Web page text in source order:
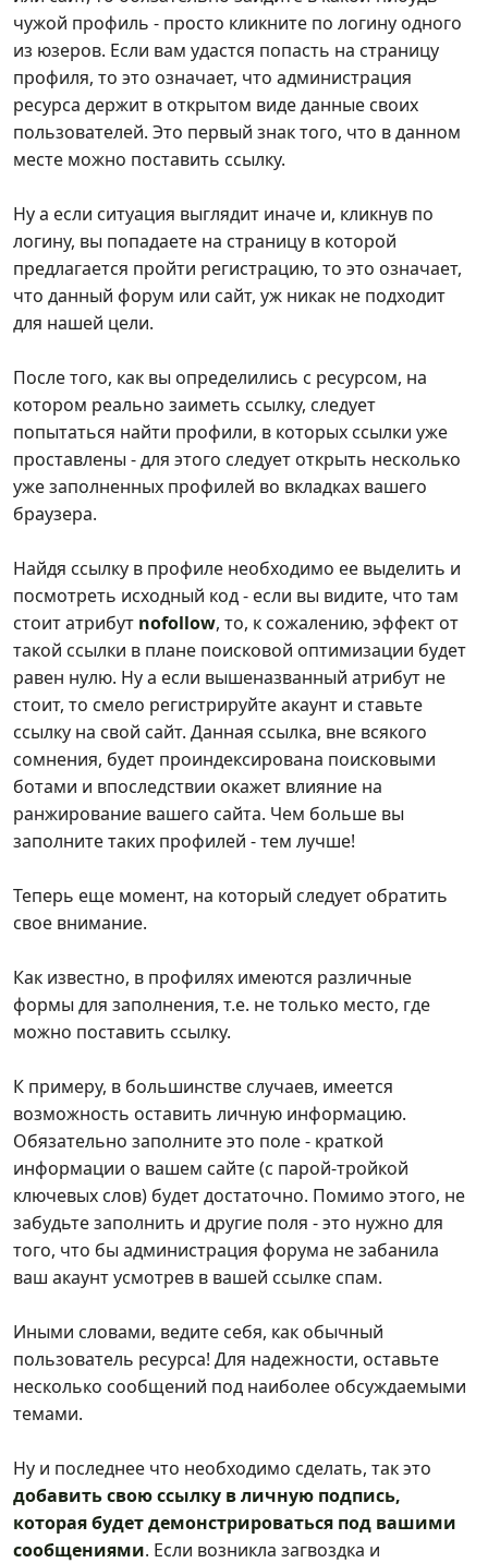
чужой профиль - просто кликните по логину одного
из юзеров. Если вам удастся попасть на страницу
профиля, то это означает, что администрация
ресурса держит в открытом виде данные своих
пользователей. Это первый знак того, что в данном
месте можно поставить ссылку.
Ну а если ситуация выглядит иначе и, кликнув по
логину, вы попадаете на страницу в которой
предлагается пройти регистрацию, то это означает,
что данный форум или сайт, уж никак не подходит
для нашей цели.
После того, как вы определились с ресурсом, на
котором реально заиметь ссылку, следует
попытаться найти профили, в которых ссылки уже
проставлены - для этого следует открыть несколько
уже заполненных профилей во вкладках вашего
браузера.
Найдя ссылку в профиле необходимо ее выделить и
посмотреть исходный код - если вы видите, что там
стоит атрибут nofollow, то, к сожалению, эффект от
такой ссылки в плане поисковой оптимизации будет
равен нулю. Ну а если вышеназванный атрибут не
стоит, то смело регистрируйте акаунт и ставьте
ссылку на свой сайт. Данная ссылка, вне всякого
сомнения, будет проиндексирована поисковыми
ботами и впоследствии окажет влияние на
ранжирование вашего сайта. Чем больше вы
заполните таких профилей - тем лучше!
Теперь еще момент, на который следует обратить
свое внимание.
Как известно, в профилях имеются различные
формы для заполнения, т.е. не только место, где
можно поставить ссылку.
К примеру, в большинстве случаев, имеется
возможность оставить личную информацию.
Обязательно заполните это поле - краткой
информации о вашем сайте (с парой-тройкой
ключевых слов) будет достаточно. Помимо этого, не
забудьте заполнить и другие поля - это нужно для
того, что бы администрация форума не забанила
ваш акаунт усмотрев в вашей ссылке спам.
Иными словами, ведите себя, как обычный
пользователь ресурса! Для надежности, оставьте
несколько сообщений под наиболее обсуждаемыми
темами.
Ну и последнее что необходимо сделать, так это
добавить свою ссылку в личную подпись,
которая будет демонстрироваться под вашими
сообщениями. Если возникла загвоздка и